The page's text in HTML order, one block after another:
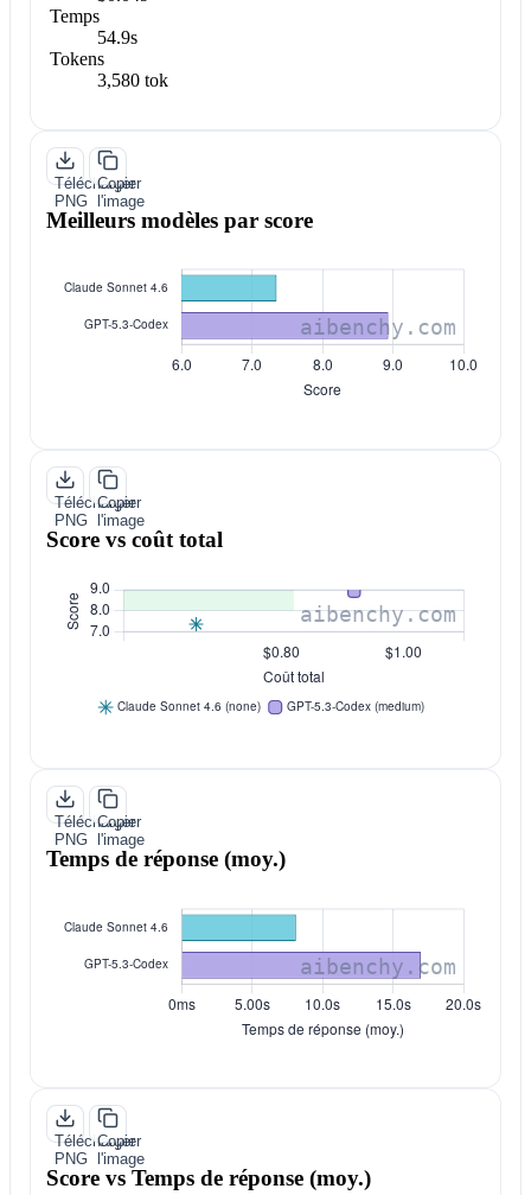
Temps
54.9s
Tokens
3,580 tok
Télécharger
PNG
Copier
l'image
Meilleurs modèles par score
Télécharger
PNG
Copier
l'image
Score vs coût total
Télécharger
PNG
Copier
l'image
Temps de réponse (moy.)
Télécharger
PNG
Copier
l'image
Score vs Temps de réponse (moy.)